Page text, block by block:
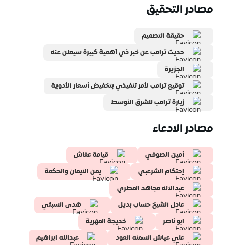
مصادر التحقيق
حقيقة التصميم
حديث ترامب عن خبر ذي أهمية كبيرة سيعلن عنه
الجزيرة
توقيع ترامب لأمر تنفيذي بتخفيض أسعار الأدوية
زيارة ترامب للشرق الأوسط
مصادر الادعاء
أمين الصوفي
قيامة عفاش
إحتكام الشرعبي
يمن الايمان والحكمة
عبدالاله مجاهد المطري
عادل آلشيخ حساب بديل
هدى السبئي
ابو ناصر
خديجة المهرية
علي عياش السمنه العود
عبدالله ابراهيم